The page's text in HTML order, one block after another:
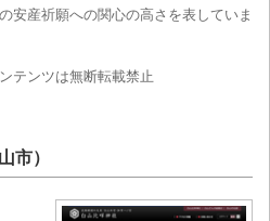
安産祈願への関心の高さを表していま
テンツは無断転載禁止
市）